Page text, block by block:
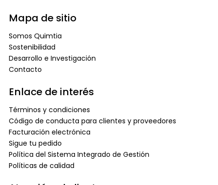
Mapa de sitio
Somos Quimtia
Sostenibilidad
Desarrollo e Investigación
Contacto
Enlace de interés
Términos y condiciones
Código de conducta para clientes y proveedores
Facturación electrónica
Sigue tu pedido
Política del Sistema Integrado de Gestión
Políticas de calidad